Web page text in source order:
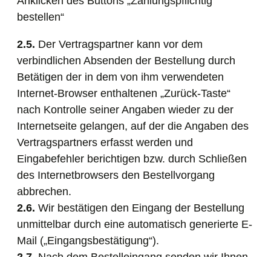
bestellen“
2.5. Der Vertragspartner kann vor dem
verbindlichen Absenden der Bestellung durch
Betätigen der in dem von ihm verwendeten
Internet-Browser enthaltenen „Zurück-Taste“
nach Kontrolle seiner Angaben wieder zu der
Internetseite gelangen, auf der die Angaben des
Vertragspartners erfasst werden und
Eingabefehler berichtigen bzw. durch Schließen
des Internetbrowsers den Bestellvorgang
abbrechen.
2.6. Wir bestätigen den Eingang der Bestellung
unmittelbar durch eine automatisch generierte E-
Mail („Eingangsbestätigung“).